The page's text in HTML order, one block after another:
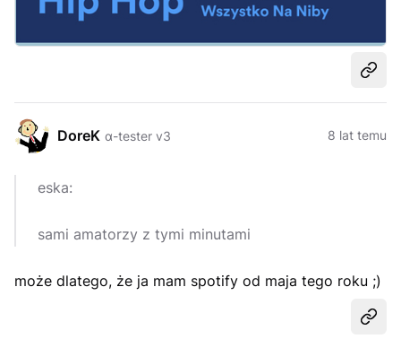
DoreK α-tester v3 8 lat temu
eska:
sami amatorzy z tymi minutami
może dlatego, że ja mam spotify od maja tego roku ;)